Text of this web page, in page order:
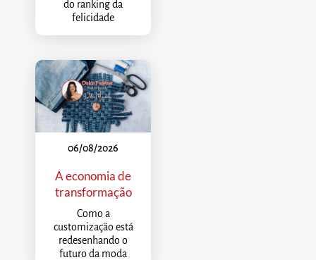
do ranking da
felicidade
06/08/2026
A economia de
transformação
Como a
customização está
redesenhando o
futuro da moda